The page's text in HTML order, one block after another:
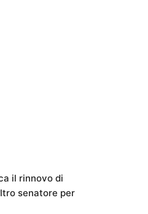
il rinnovo di
senatore per